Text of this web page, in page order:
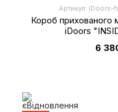
Артикул: iDoors-
Короб
iDoors
6